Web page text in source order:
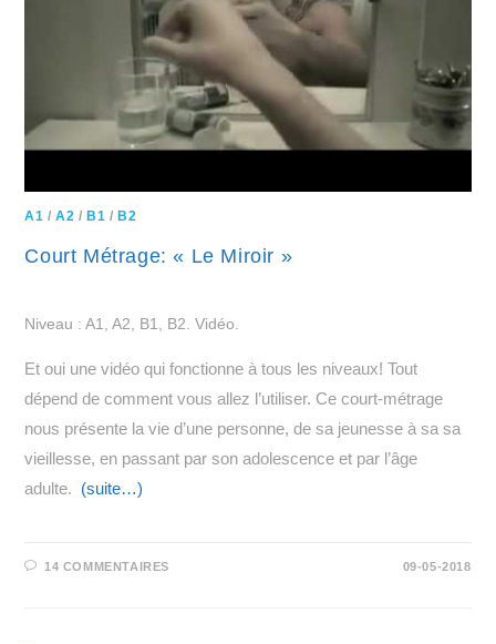
A1 /A2 / B1 / B2
Court Métrage: « Le Miroir »
Niveau : A1, A2, B1, B2. Vidéo.
Et oui une vidéo qui fonctionne à tous les niveaux! Tout
dépend de comment vous allez l’utiliser. Ce court-métrage
nous présente la vie d’une personne, de sa jeunesse à sa sa
vieillesse, en passant par son adolescence et par l’âge
adulte. (suite…)
14 COMMENTAIRES 09-05-2018